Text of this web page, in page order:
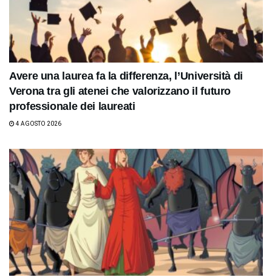
Avere una laurea fa la differenza, l’Università di
Verona tra gli atenei che valorizzano il futuro
professionale dei laureati
4 AGOSTO 2026